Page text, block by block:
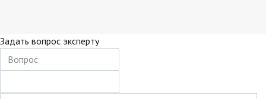
Задать вопрос эксперту